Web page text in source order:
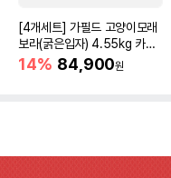
[4개세트] 가필드 고양이모래
보라(굵은입자) 4.55kg 카사
바모래
14% 84,900원